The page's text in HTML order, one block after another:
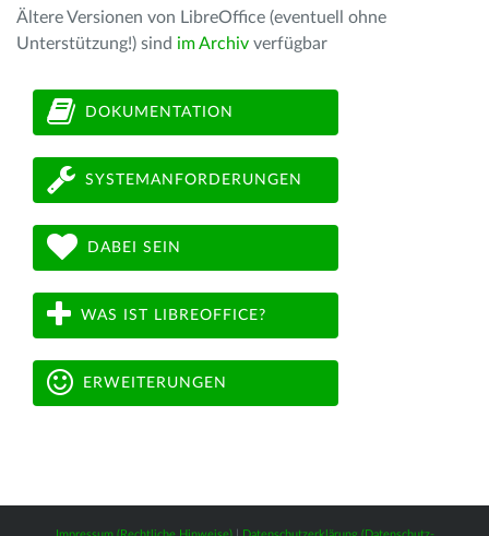
Ältere Versionen von LibreOffice (eventuell ohne
Unterstützung!) sind im Archiv verfügbar
DOKUMENTATION
SYSTEMANFORDERUNGEN
DABEI SEIN
WAS IST LIBREOFFICE?
ERWEITERUNGEN